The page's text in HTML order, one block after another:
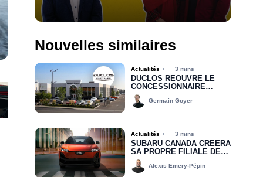
Nouvelles similaires
Actualités 3 mins
DUCLOS RÉOUVRE LE
CONCESSIONNAIRE
CHRYSLER DODGE JEEP
RAM DE DRUMMONDVILLE
Germain Goyer
Actualités 3 mins
SUBARU CANADA CRÉERA
SA PROPRE FILIALE DE
FINANCEMENT D’ICI 2030
Alexis Emery-Pépin